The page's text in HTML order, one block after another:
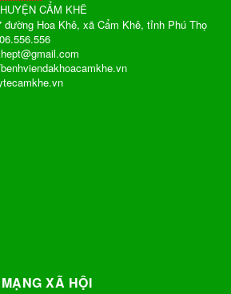
CẨM KHÊ
đường Hoa Khê, xã Cẩm Khê, tỉnh Phú Thọ
XÃ HỘI